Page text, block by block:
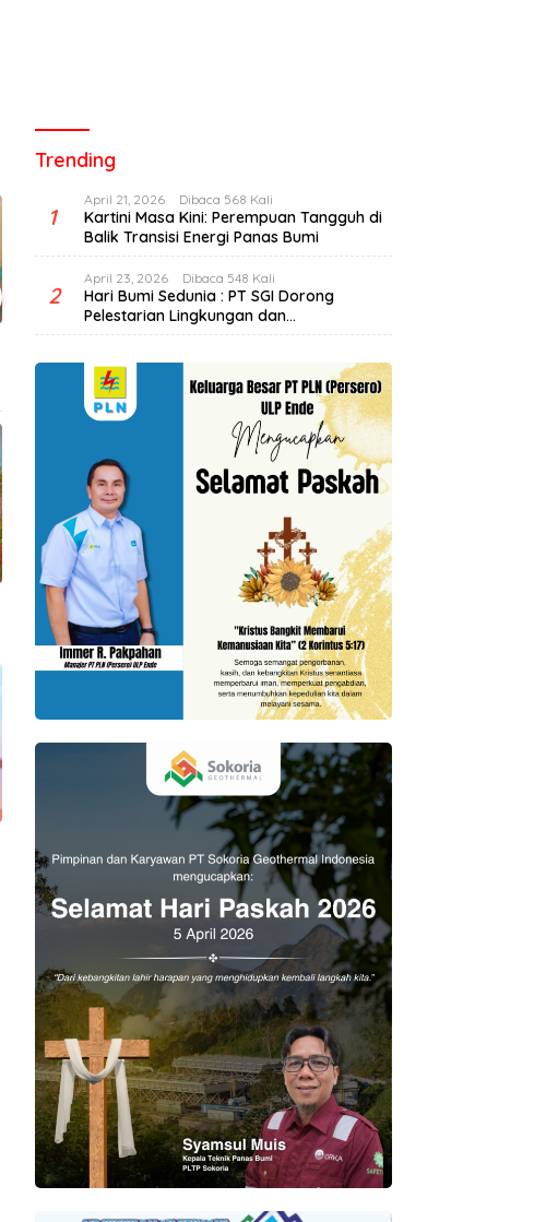
yang Bikin Kejutan di Final
Billiard Ende Baru Cup
Mas Edo Versus Nevan, Drama
Hingga Akhir Laga
Trending
1
April 21, 2026 Dibaca 568 Kali
Kartini Masa Kini: Perempuan Tangguh di
Balik Transisi Energi Panas Bumi
2
April 23, 2026 Dibaca 548 Kali
Hari Bumi Sedunia : PT SGI Dorong
Pelestarian Lingkungan dan
Pemberdayaan Ekonomi Lewat